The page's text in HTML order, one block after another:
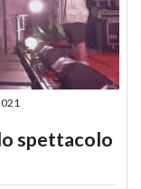
spettacolo